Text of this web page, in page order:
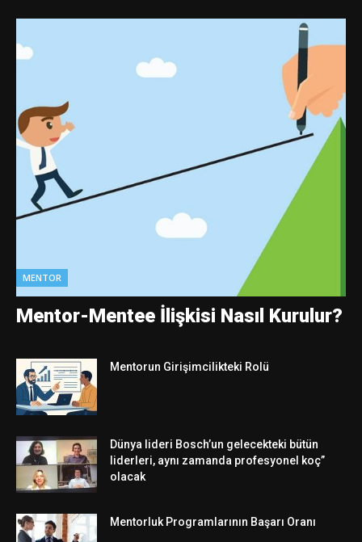
MENTOR
Mentor-Mentee İlişkisi Nasıl Kurulur?
Mentorun Girişimcilikteki Rolü
Dünya lideri Bosch’un gelecekteki bütün
liderleri, aynı zamanda profesyonel koç”
olacak
Mentorluk Programlarının Başarı Oranı